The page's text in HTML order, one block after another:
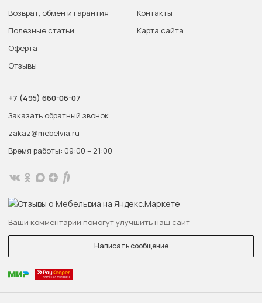
Возврат, обмен и гарантия
Полезные статьи
Оферта
Отзывы
Контакты
Карта сайта
+7 (495) 660-06-07
Заказать обратный звонок
zakaz@mebelvia.ru
Время работы: 09:00 – 21:00
Ваши комментарии помогут улучшить наш сайт
Написать сообщение